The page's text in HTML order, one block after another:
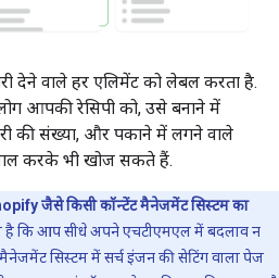
देने वाले हर एलिमेंट को लेबल करता है.
आपकी रेसिपी को, उसे बनाने में
की संख्या, और पकाने में लगने वाले
करके भी खोज सकते हैं.
जैसे किसी कॉन्टेंट मैनेजमेंट सिस्टम का
है कि आप सीधे अपने एचटीएमएल में बदलाव न
सिस्टम में सर्च इंजन की सेटिंग वाला पेज